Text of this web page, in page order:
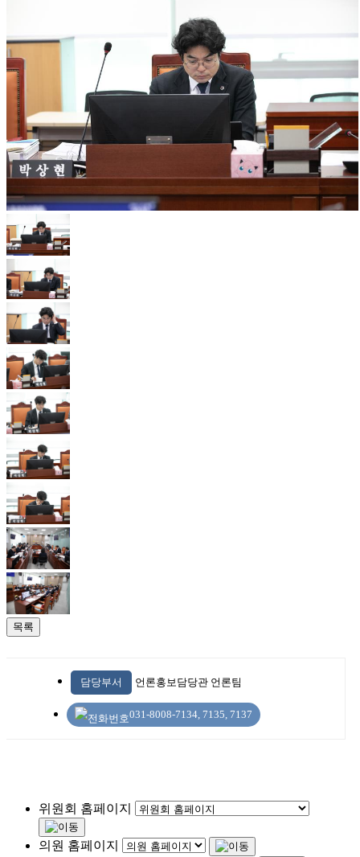
목록
담당부서 언론홍보담당관 언론팀
031-8008-7134, 7135, 7137
위원회 홈페이지
의원 홈페이지